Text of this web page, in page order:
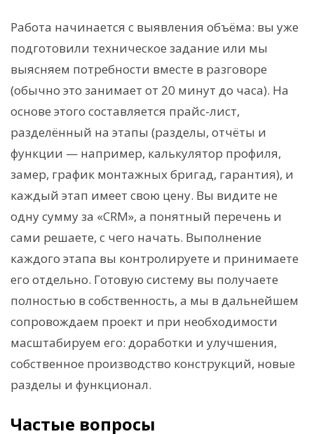
Работа начинается с выявления объёма: вы уже
подготовили техническое задание или мы
выясняем потребности вместе в разговоре
(обычно это занимает от 20 минут до часа). На
основе этого составляется прайс-лист,
разделённый на этапы (разделы, отчёты и
функции — например, калькулятор профиля,
замер, график монтажных бригад, гарантия), и
каждый этап имеет свою цену. Вы видите не
одну сумму за «CRM», а понятный перечень и
сами решаете, с чего начать. Выполнение
каждого этапа вы контролируете и принимаете
его отдельно. Готовую систему вы получаете
полностью в собственность, а мы в дальнейшем
сопровождаем проект и при необходимости
масштабируем его: доработки и улучшения,
собственное производство конструкций, новые
разделы и функционал.
Частые вопросы